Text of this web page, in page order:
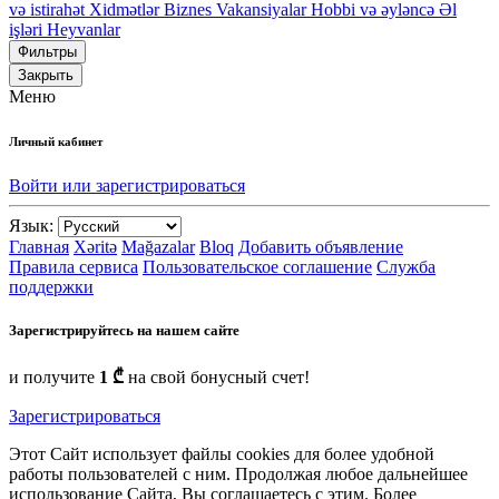
və istirahət Xidmətlər Biznes Vakansiyalar Hobbi və əyləncə Əl
işləri Heyvanlar
Фильтры
Закрыть
Меню
Личный кабинет
Войти или зарегистрироваться
Язык:
Главная Xəritə Mağazalar Bloq Добавить объявление
Правила сервиса Пользовательское соглашение Служба
поддержки
Зарегистрируйтесь на нашем сайте
и получите 1 ₾ на свой бонусный счет!
Зарегистрироваться
Этот Сайт использует файлы cookies для более удобной
работы пользователей с ним. Продолжая любое дальнейшее
использование Сайта, Вы соглашаетесь с этим. Более